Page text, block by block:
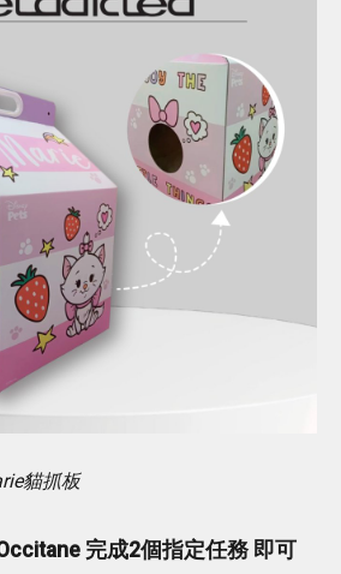
貓抓板
完成2個指定任務 即可